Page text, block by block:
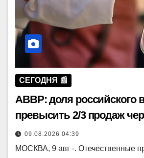
СЕГОДНЯ 📰
АВВР: доля российского
превысить 2/3 продаж
09.08.2026 04:39
МОСКВА, 9 авг -. Отечественные